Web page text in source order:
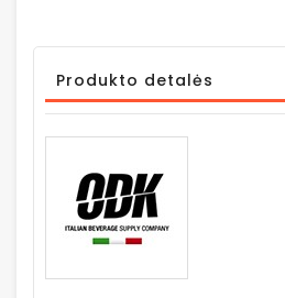
Produkto detalės